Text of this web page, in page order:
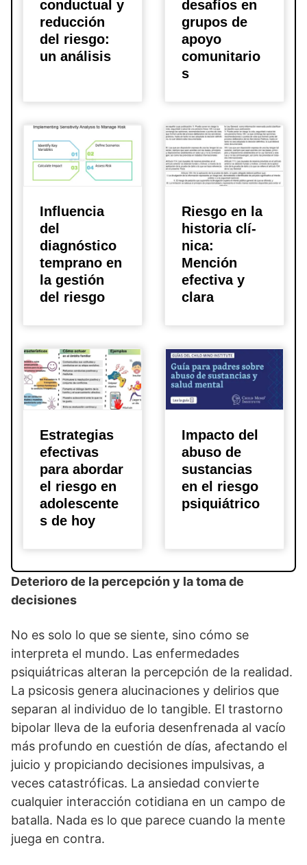
conductual y
reducción
del riesgo:
un análisis
desafí­os en
grupos de
apoyo
comunitario
s
Influencia
del
diagnóstico
temprano en
la gestión
del riesgo
Riesgo en la
historia clí­
nica:
Mención
efectiva y
clara
Estrategias
efectivas
para abordar
el riesgo en
adolescente
s de hoy
Impacto del
abuso de
sustancias
en el riesgo
psiquiátrico
Deterioro de la percepción y la toma de
decisiones
No es solo lo que se siente, sino cómo se
interpreta el mundo. Las enfermedades
psiquiátricas alteran la percepción de la realidad.
La psicosis genera alucinaciones y delirios que
separan al individuo de lo tangible. El trastorno
bipolar lleva de la euforia desenfrenada al vacío
más profundo en cuestión de días, afectando el
juicio y propiciando decisiones impulsivas, a
veces catastróficas. La ansiedad convierte
cualquier interacción cotidiana en un campo de
batalla. Nada es lo que parece cuando la mente
juega en contra.